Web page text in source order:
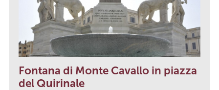
Fontana di Monte Cavallo in piazza
del Quirinale